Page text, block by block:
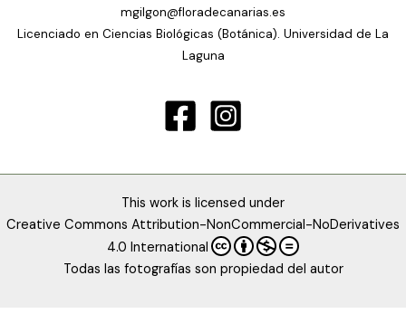
mgilgon@floradecanarias.es
Licenciado en Ciencias Biológicas (Botánica). Universidad de La
Laguna
This work is licensed under
Creative Commons Attribution-NonCommercial-NoDerivatives
4.0 International
Todas las fotografías son propiedad del autor